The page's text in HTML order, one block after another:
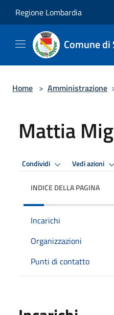
Regione Lombardia
Comune di
Home > Amministrazione
Mattia
Condividi Vedi azioni
INDICE DELLA PAGINA
Incarichi
Organizzazioni
Punti di contatto